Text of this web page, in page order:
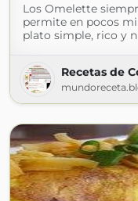
Los Omelette
permite en pocos
plato simple, rico y
Recetas de